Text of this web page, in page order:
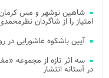
شاهین نوشهر و مس
امتیاز را از شاگردان
آیین باشکوه عاشورایی
سه اثر تازه از مجموعه
در آستانه انتشار